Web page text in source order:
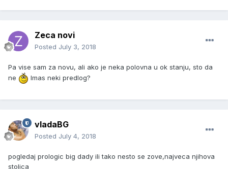
Zeca novi
Posted July 3, 2018
Pa vise sam za novu, ali ako je neka polovna u ok stanju, sto da
ne
Imas neki predlog?
vladaBG
Posted July 4, 2018
pogledaj prologic big dady ili tako nesto se zove,najveca njihova
stolica